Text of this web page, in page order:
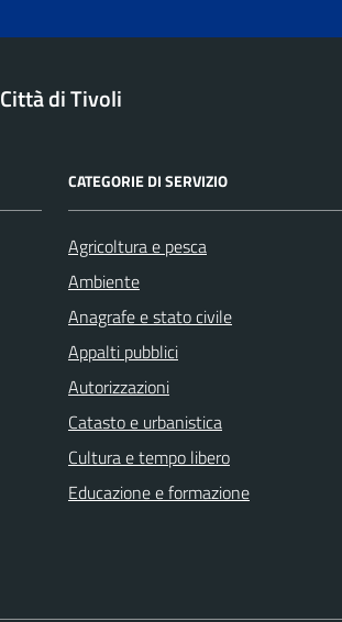
Città di Tivoli
CATEGORIE DI SERVIZIO
Agricoltura e pesca
Ambiente
Anagrafe e stato civile
Appalti pubblici
Autorizzazioni
Catasto e urbanistica
Cultura e tempo libero
Educazione e formazione